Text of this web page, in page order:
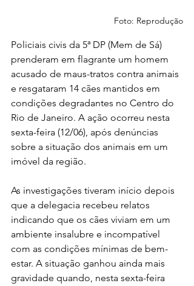
Foto: Reprodução
Policiais civis da 5ª DP (Mem de Sá)
prenderam em flagrante um homem
acusado de maus-tratos contra animais
e resgataram 14 cães mantidos em
condições degradantes no Centro do
Rio de Janeiro. A ação ocorreu nesta
sexta-feira (12/06), após denúncias
sobre a situação dos animais em um
imóvel da região.
As investigações tiveram início depois
que a delegacia recebeu relatos
indicando que os cães viviam em um
ambiente insalubre e incompatível
com as condições mínimas de bem-
estar. A situação ganhou ainda mais
gravidade quando, nesta sexta-feira